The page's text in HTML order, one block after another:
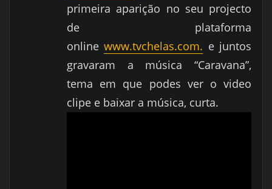
primeira aparição no seu projecto
de plataforma
onlinewww.tvchelas.com. e juntos
gravaram a música “Caravana”,
tema em que podes ver o video
clipe e baixar a música, curta.